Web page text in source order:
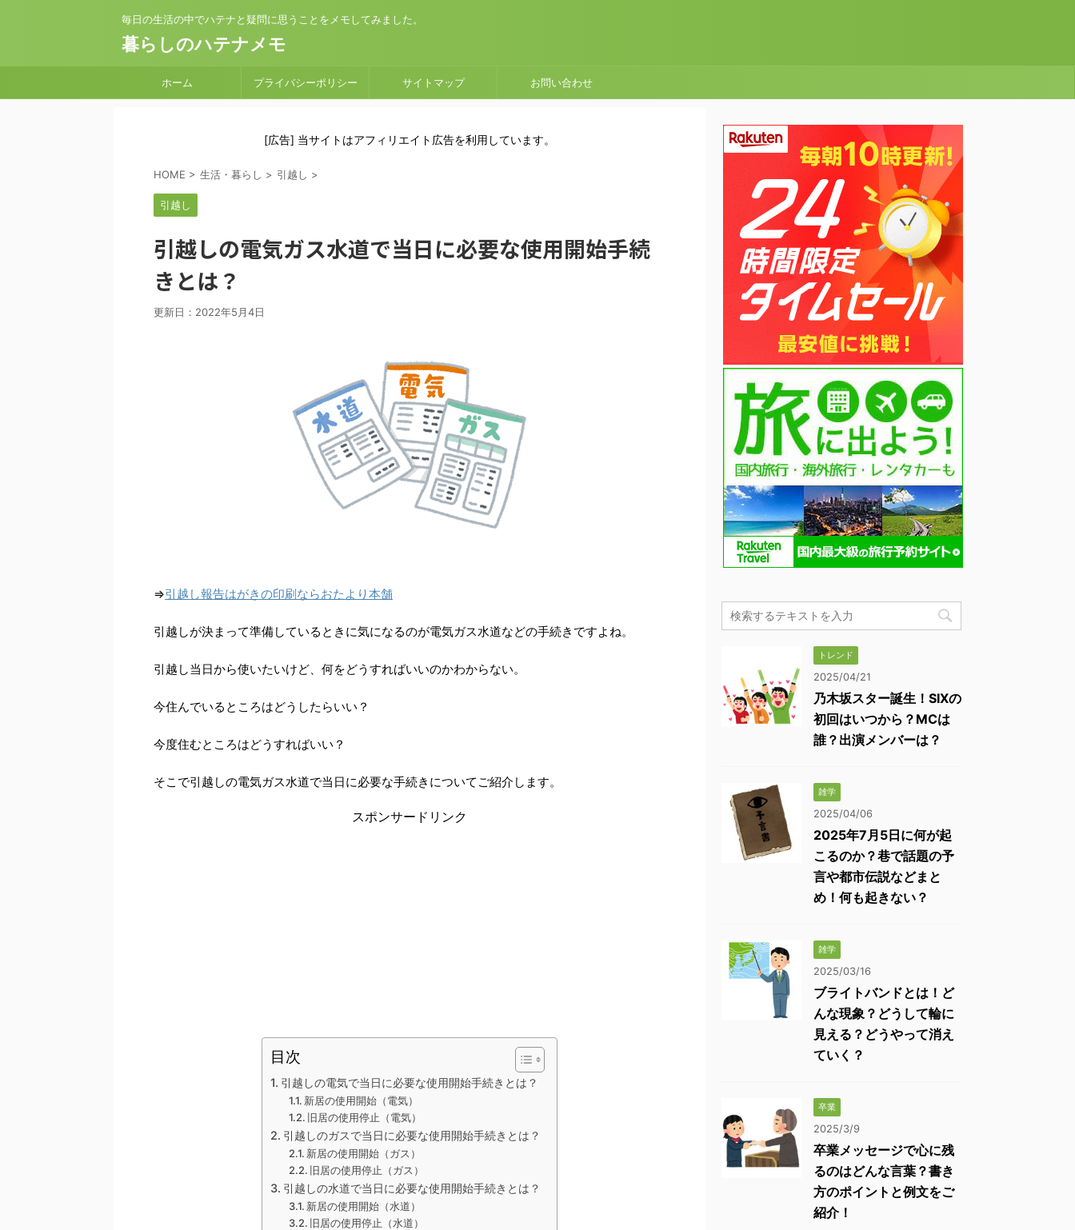
毎日の生活の中でハテナと疑問に思うことをメモしてみました。
暮らしのハテナメモ
ホーム プライバシーポリシー サイトマップ お問い合わせ
[広告] 当サイトはアフィリエイト広告を利用しています。
HOME > 生活・暮らし > 引越し >
引越し
引越しの電気ガス水道で当日に必要な使用開始手続
きとは？
更新日： 2022年5月4日
⇒引越し報告はがきの印刷ならおたより本舗
引越しが決まって準備しているときに気になるのが電気ガス水道などの手続きですよね。
引越し当日から使いたいけど、何をどうすればいいのかわからない。
今住んでいるところはどうしたらいい？
今度住むところはどうすればいい？
そこで引越しの電気ガス水道で当日に必要な手続きについてご紹介します。
スポンサードリンク
目次
引越しの電気で当日に必要な使用開始手続きとは？
新居の使用開始（電気）
旧居の使用停止（電気）
引越しのガスで当日に必要な使用開始手続きとは？
新居の使用開始（ガス）
旧居の使用停止（ガス）
引越しの水道で当日に必要な使用開始手続きとは？
新居の使用開始（水道）
旧居の使用停止（水道）
トレンド
2025/04/21
乃木坂スター誕生！SIXの
初回はいつから？MCは
誰？出演メンバーは？
雑学
2025/04/06
2025年7月5日に何が起
こるのか？巷で話題の予
言や都市伝説などまと
め！何も起きない？
雑学
2025/03/16
ブライトバンドとは！ど
んな現象？どうして輪に
見える？どうやって消え
ていく？
卒業
2025/3/9
卒業メッセージで心に残
るのはどんな言葉？書き
方のポイントと例文をご
紹介！